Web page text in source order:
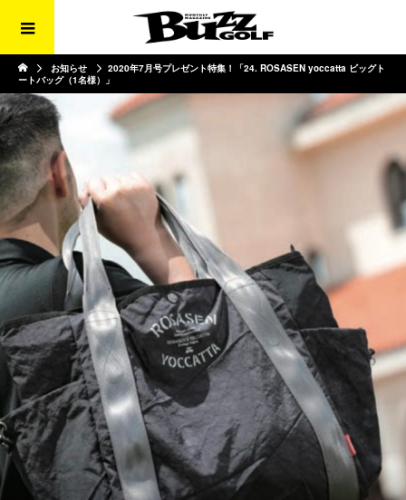
お知らせ
2020年7月号プレゼント特集！「24. ROSASEN yoccatta ビッグト
ートバッグ（1名様）」